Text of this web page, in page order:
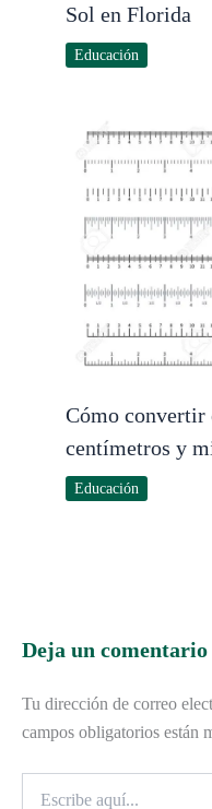
Sol en Florida
Educación
Cómo convertir
centímetros y
Educación
Deja un comentario
Tu dirección de correo
campos obligatorios están
aquí...